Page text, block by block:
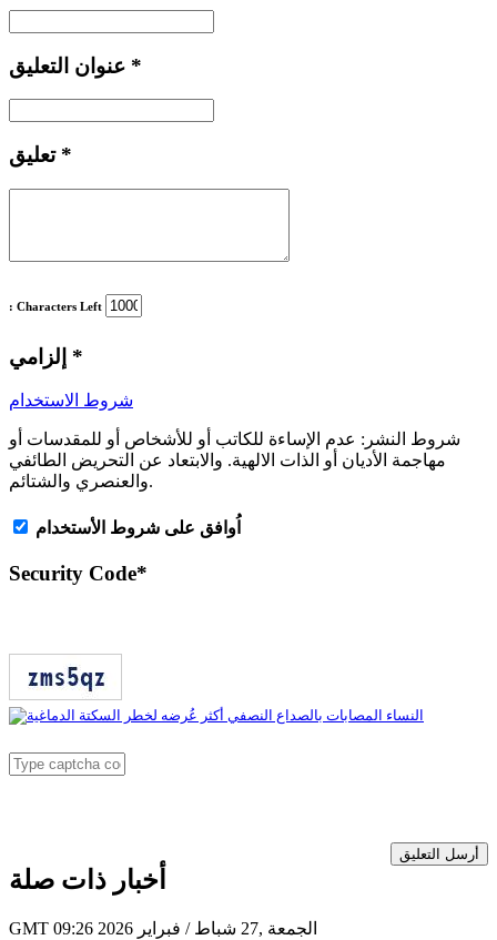
*
تعليق *
: Characters Left
*
شروط الاستخدام
شروط النشر: عدم الإساءة للكاتب أو للأشخاص أو للمقدسات أو
مهاجمة الأديان أو الذات الالهية. والابتعاد عن التحريض الطائفي
والعنصري والشتائم.
اُوافق على شروط الأستخدام
Security Code*
أرسل التعليق
أخبار ذات صلة
GMT 09:26 2026 الجمعة ,27 شباط / فبراير